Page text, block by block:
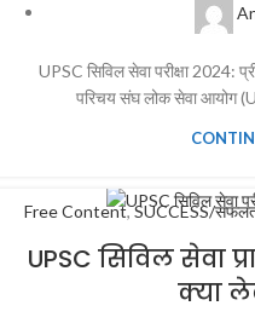
UPSC सिविल सेवा परीक्षा 2024:
परिचय संघ लोक सेवा आयोग
Free Content,SUCCESS/
UPSC सिविल सेवा
क्या